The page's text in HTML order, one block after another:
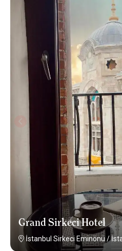
Grand Sirkeci Hotel
İstanbul Sirkeci Eminönü/